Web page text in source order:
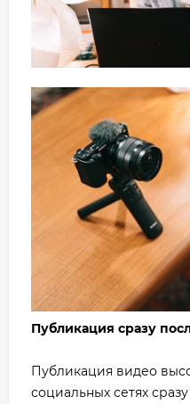
Публикация сразу
Публикация видео
социальных сетях